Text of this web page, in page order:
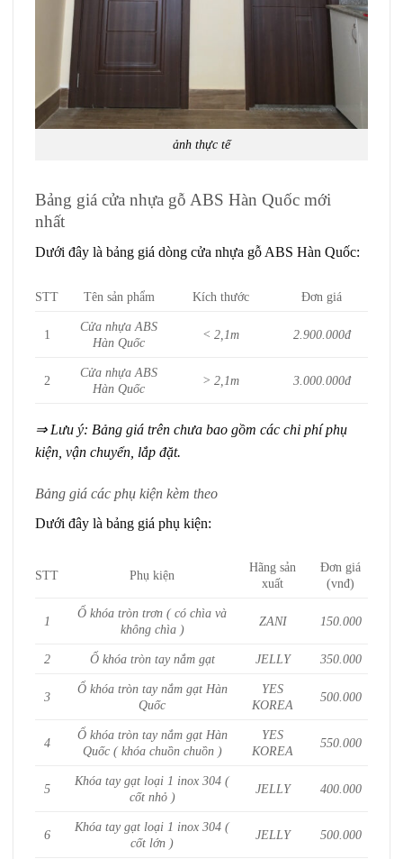
ảnh thực tế
Bảng giá cửa nhựa gỗ ABS Hàn Quốc mới
nhất
Dưới đây là bảng giá dòng cửa nhựa gỗ ABS Hàn Quốc:
STT Tên sản phẩm Kích thước Đơn giá
1
Cửa nhựa ABS
Hàn Quốc
< 2,1m 2.900.000đ
2
Cửa nhựa ABS
Hàn Quốc
> 2,1m 3.000.000đ
⇒ Lưu ý: Bảng giá trên chưa bao gồm các chi phí phụ
kiện, vận chuyển, lắp đặt.
Bảng giá các phụ kiện kèm theo
Dưới đây là bảng giá phụ kiện:
STT Phụ kiện
Hãng sản
xuất
Đơn giá
(vnđ)
1
Ổ khóa tròn trơn ( có chìa và
không chìa )
ZANI 150.000
2 Ổ khóa tròn tay nắm gạt JELLY 350.000
3
Ổ khóa tròn tay nắm gạt Hàn
Quốc
YES
KOREA
500.000
4
Ổ khóa tròn tay nắm gạt Hàn
Quốc ( khóa chuồn chuồn )
YES
KOREA
550.000
5
Khóa tay gạt loại 1 inox 304 (
cốt nhỏ )
JELLY 400.000
6
Khóa tay gạt loại 1 inox 304 (
cốt lớn )
JELLY 500.000